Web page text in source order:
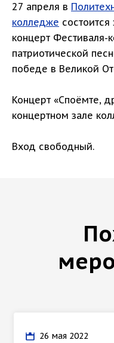
27 апреля в
колледже
концерт Фестиваля-
патриотической
победе в Великой
Концерт «Споёмте,
концертном зале
Вход свободный.
26 мая 2022